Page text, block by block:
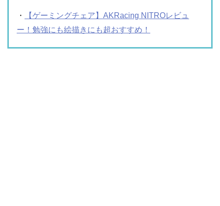
・
【ゲーミングチェア】AKRacing NITROレビュ
ー！勉強にも絵描きにも超おすすめ！